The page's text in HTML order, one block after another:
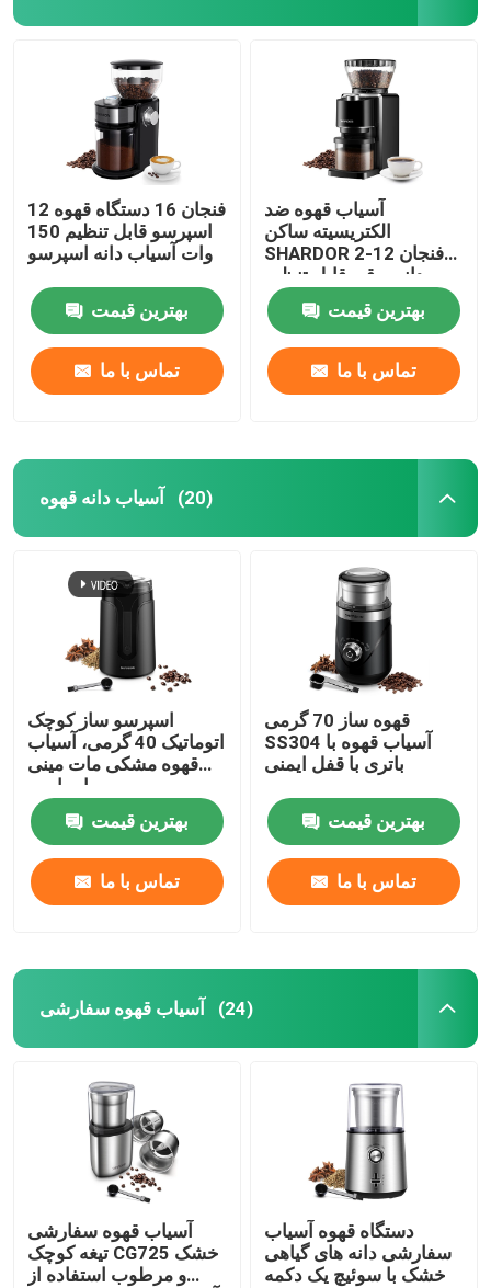
12 فنجان 16 دستگاه قهوه
اسپرسو قابل تنظیم 150
وات آسیاب دانه اسپرسو
بهترین قیمت
تماس با ما
آسیاب قهوه ضد
الکتریسیته ساکن
SHARDOR 2-12 فنجان
دانه برقی قابل تنظیم
بهترین قیمت
تماس با ما
آسیاب دانه قهوه (20)
اسپرسو ساز کوچک
اتوماتیک 40 گرمی، آسیاب
قهوه مشکی مات مینی
اسپایس
بهترین قیمت
تماس با ما
قهوه ساز 70 گرمی
SS304 آسیاب قهوه با
باتری با قفل ایمنی
بهترین قیمت
تماس با ما
آسیاب قهوه سفارشی (24)
آسیاب قهوه سفارشی
تیغه کوچک CG725 خشک
و مرطوب استفاده از
دستگاه قهوه آسیاب
سفارشی دانه های گیاهی
خشک با سوئیچ یک دکمه